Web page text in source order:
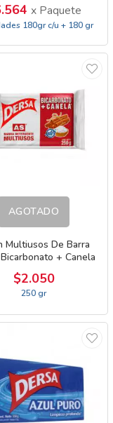
x Paquete
180gr c/u + 180 gr
AGOTADO
Multiusos De Barra
+ Canela
$2.050
250 gr